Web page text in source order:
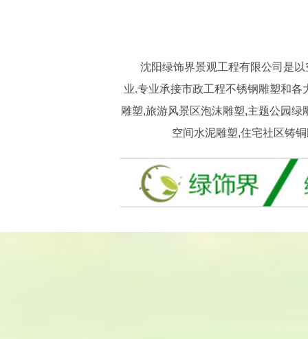
沈阳绿饰界景观工程有限公司是以
业.专业承接市政工程不锈钢雕塑和
雕塑,旅游风景区泡沫雕塑,主题公园
空间水泥雕塑,住宅社区铸